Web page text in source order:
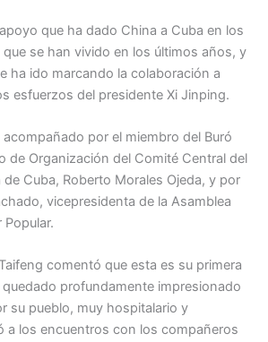
que ha dado China a Cuba en los
se han vivido en los últimos años, y
ha ido marcando la colaboración a
esfuerzos del presidente Xi Jinping.
por el miembro del Buró
de Organización del Comité Central del
Cuba, Roberto Morales Ojeda, y por
vicepresidenta de la Asamblea
Popular.
comentó que esta es su primera
profundamente impresionado
su pueblo, muy hospitalario y
a los encuentros con los compañeros